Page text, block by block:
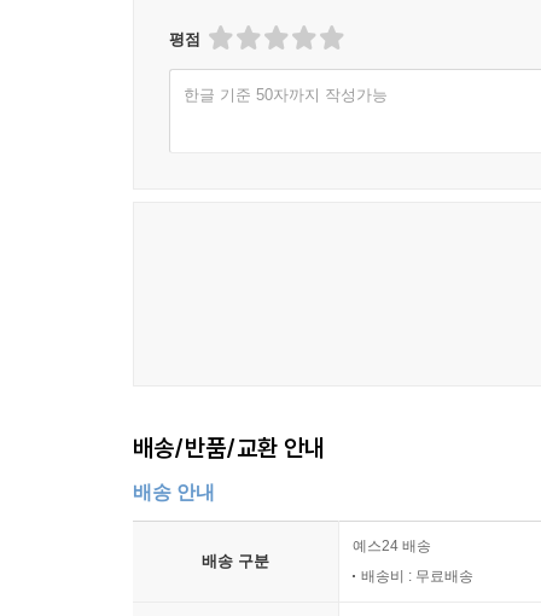
평점
한글 기준 50자까지 작성가능
배송/반품/교환 안내
배송 안내
배송 구분
예스24 배송
배송비 : 무료배송